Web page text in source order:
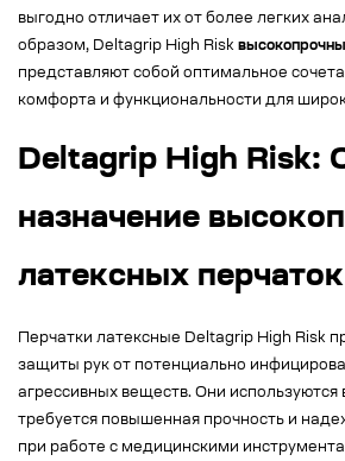
выгодно отличает их от более легких
образом, Deltagrip High Risk
представляют собой оптимальное
комфорта и функциональности для
Deltagrip High Risk:
назначение
латексных перчаток
Перчатки латексные Deltagrip High Risk
защиты рук от потенциально
агрессивных веществ. Они используются
требуется повышенная прочность и
при работе с медицинскими